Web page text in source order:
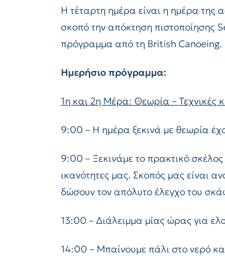
Η τέταρτη ημέρα είναι η ημέρα της
σκοπό την απόκτηση πιστοποίησης
πρόγραμμα από τη British Canoeing.
Ημερήσιο πρόγραμμα:
1η και 2η Μέρα: Θεωρία – Τεχνικές
9:00 – Η ημέρα ξεκινά με θεωρία
9:00 – Ξεκινάμε το πρακτικό
ικανότητες μας. Σκοπός μας είναι
δώσουν τον απόλυτο έλεγχο του
13:00 – Διάλειμμα μίας ώρας για
14:00 – Μπαίνουμε πάλι στο νερό